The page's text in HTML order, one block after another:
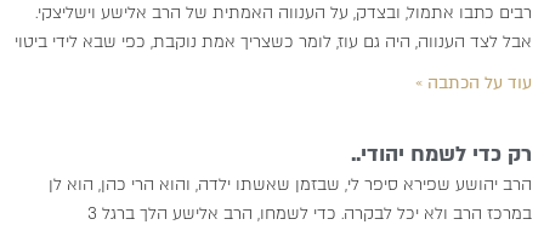
רבים כתבו אתמול, ובצדק, על הענווה האמתית של הרב אלישע וישליצקי.
אבל לצד הענווה, היה גם עוז, לומר כשצריך אמת נוקבת, כפי שבא לידי ביטוי
עוד על הכתבה »
רק כדי לשמח יהודי..
הרב יהושע שפירא סיפר לי, שבזמן שאשתו ילדה, והוא הרי כהן, הוא לן
במרכז הרב ולא יכל לבקרה. כדי לשמחו, הרב אלישע הלך ברגל 3